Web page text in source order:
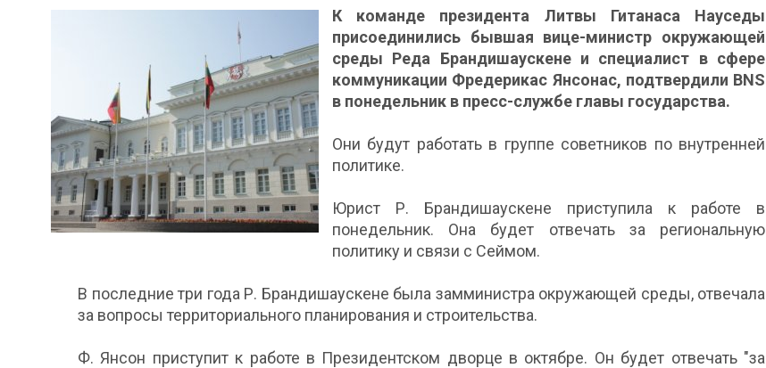
К команде президента Литвы Гитанаса Науседы
присоединились бывшая вице-министр окружающей
среды Реда Брандишаускене и специалист в сфере
коммуникации Фредерикас Янсонас, подтвердили BNS
в понедельник в пресс-службе главы государства.
Они будут работать в группе советников по внутренней
политике.
Юрист Р. Брандишаускене приступила к работе в
понедельник. Она будет отвечать за региональную
политику и связи с Cеймом.
В последние три года Р. Брандишаускене была замминистра окружающей среды, отвечала
за вопросы территориального планирования и строительства.
Ф. Янсон приступит к работе в Президентском дворце в октябре. Он будет отвечать "за